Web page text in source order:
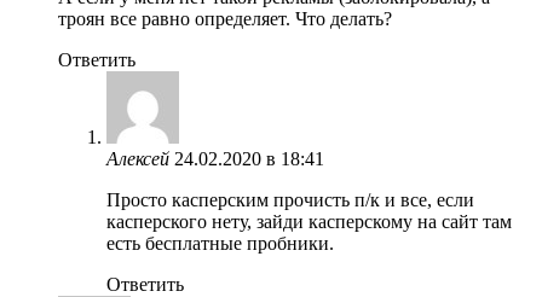
троян все равно определяет. Что делать?
Ответить
Алексей 24.02.2020 в 18:41
Просто касперским прочисть п/к и все, если
касперского нету, зайди касперскому на сайт там
есть бесплатные пробники.
Ответить